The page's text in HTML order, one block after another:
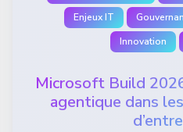
Enjeux IT
Innovation
Microsoft Build
agentique dans